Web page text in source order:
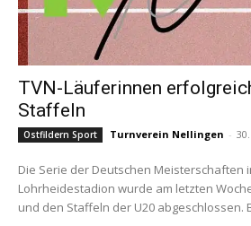
TVN-Läuferinnen
Staffeln
Ostfildern Sport Turnverein Nellingen -
Die Serie der Deutschen Meisterschaften
Lohrheidestadion wurde am letzten
und den Staffeln der U20 abgeschlossen.